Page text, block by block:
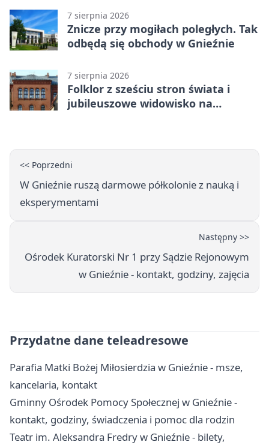
7 sierpnia 2026
Znicze przy mogiłach poległych. Tak
odbędą się obchody w Gnieźnie
7 sierpnia 2026
Folklor z sześciu stron świata i
jubileuszowe widowisko na
<< Poprzedni
W Gnieźnie ruszą darmowe półkolonie z nauką i
eksperymentami
Następny >>
Ośrodek Kuratorski Nr 1 przy Sądzie Rejonowym
w Gnieźnie - kontakt, godziny, zajęcia
Przydatne dane teleadresowe
Parafia Matki Bożej Miłosierdzia w Gnieźnie - msze,
kancelaria, kontakt
Gminny Ośrodek Pomocy Społecznej w Gnieźnie -
kontakt, godziny, świadczenia i pomoc dla rodzin
Teatr im. Aleksandra Fredry w Gnieźnie - bilety,